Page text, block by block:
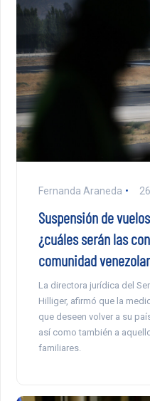
Fernanda Araneda
Suspensión de
¿cuáles serán las
comunidad
La directora jurídica del
Hilliger, afirmó que la
que deseen volver a su
así como también a
familiares.